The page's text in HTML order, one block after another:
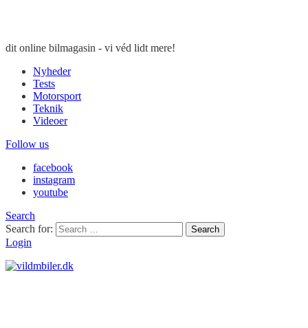
dit online bilmagasin - vi véd lidt mere!
Nyheder
Tests
Motorsport
Teknik
Videoer
Follow us
facebook
instagram
youtube
Search
Search for:
Search
Login